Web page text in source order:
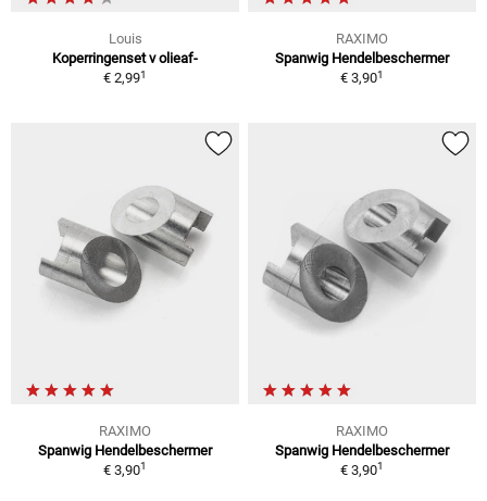
Louis
Koperringenset v olieaf-
€ 2,991
RAXIMO
Spanwig Hendelbeschermer
€ 3,901
RAXIMO
Spanwig Hendelbeschermer
€ 3,901
RAXIMO
Spanwig Hendelbeschermer
€ 3,901